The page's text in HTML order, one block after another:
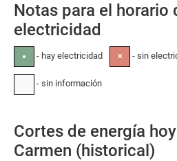
Notas para el horario
electricidad
● - hay electricidad ✕ - sin
- sin información
Cortes de energía
Carmen (historical)